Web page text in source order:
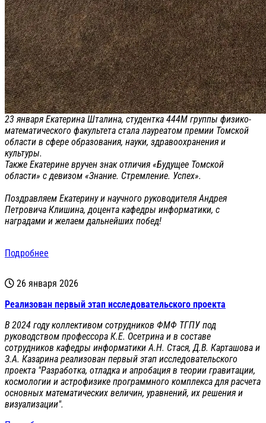
23 января Екатерина Шталина, студентка 444М группы физико-
математического факультета стала лауреатом премии Томской
области в сфере образования, науки, здравоохранения и
культуры.
Также Екатерине вручен знак отличия «Будущее Томской
области» с девизом «Знание. Стремление. Успех».
Поздравляем Екатерину и научного руководителя Андрея
Петровича Клишина, доцента кафедры информатики, с
наградами и желаем дальнейших побед!
Подробнее
26 января 2026
Реализован первый этап исследовательского проекта
В 2024 году коллективом сотрудников ФМФ ТГПУ под
руководством профессора К.Е. Осетрина и в составе
сотрудников кафедры информатики А.Н. Стася, Д.В. Карташова и
З.А. Казарина реализован первый этап исследовательского
проекта "Разработка, отладка и апробация в теории гравитации,
космологии и астрофизике программного комплекса для расчета
основных математических величин, уравнений, их решения и
визуализации".